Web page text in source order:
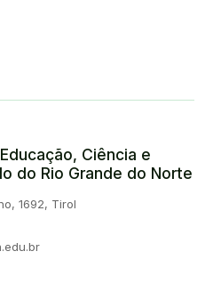
Ciência e
do Rio Grande do Norte
1692, Tirol